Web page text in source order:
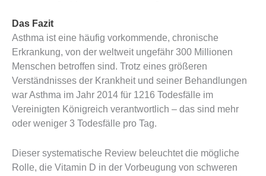
Das Fazit
Asthma ist eine häufig vorkommende, chronische
Erkrankung, von der weltweit ungefähr 300 Millionen
Menschen betroffen sind. Trotz eines größeren
Verständnisses der Krankheit und seiner Behandlungen
war Asthma im Jahr 2014 für 1216 Todesfälle im
Vereinigten Königreich verantwortlich – das sind mehr
oder weniger 3 Todesfälle pro Tag.
Dieser systematische Review beleuchtet die mögliche
Rolle, die Vitamin D in der Vorbeugung von schweren